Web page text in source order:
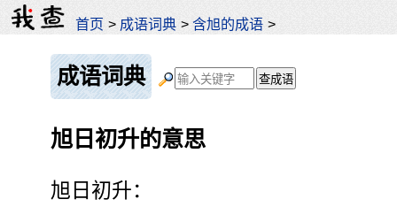
首页 > 成语词典 >含旭的成语 >
成语词典
旭日初升的意思
旭日初升：